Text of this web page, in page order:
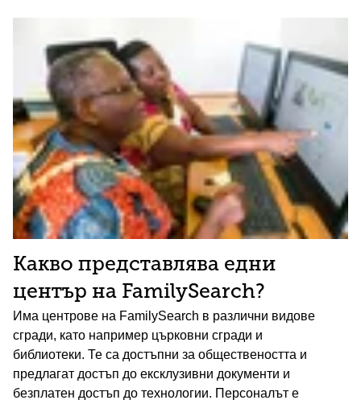
Какво представлява едни
център на FamilySearch?
Има центрове на FamilySearch в различни видове
сгради, като например църковни сгради и
библиотеки. Те са достъпни за обществеността и
предлагат достъп до ексклузивни документи и
безплатен достъп до технологии. Персоналът е